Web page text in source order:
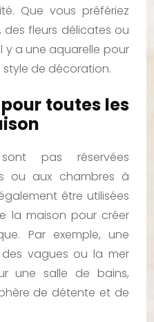
Que vous préfériez
fleurs délicates ou
y a une aquarelle pour
de décoration.
toutes les
pas réservées
ou aux chambres à
être utilisées
la maison pour créer
Par exemple, une
vagues ou la mer
une salle de bains,
de détente et de